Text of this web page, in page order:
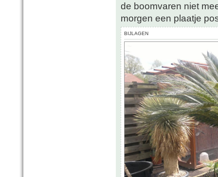
de boomvaren niet
morgen een plaatje
BIJLAGEN